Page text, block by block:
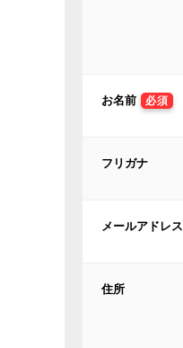
お名前 必須
フリガナ
メールアドレス
住所